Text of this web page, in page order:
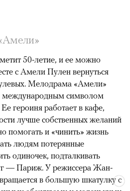
50-летие, и ее можно
с Амели Пулен вернуться
Мелодрама «Амели»
международным символом
героиня работает в кафе,
лучше собственных желаний
помогать и «чинить» жизнь
людям потерянные
одиночек, подталкивать
— Париж. У режиссера Жан-
в большую шкатулку с